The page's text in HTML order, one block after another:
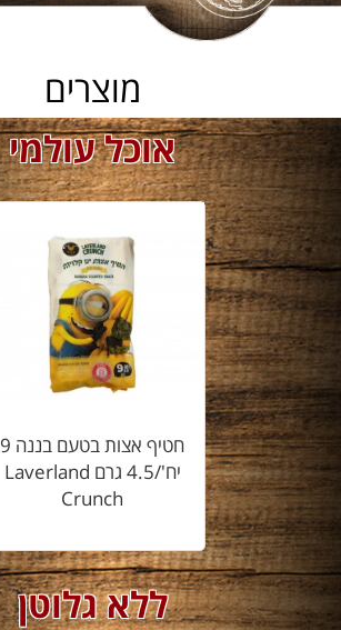
מוצרים
אוכל עולמי
חטיף אצות בטעם בננה 9
יח'/4.5 גרם Laverland
Crunch
ללא גלוטן